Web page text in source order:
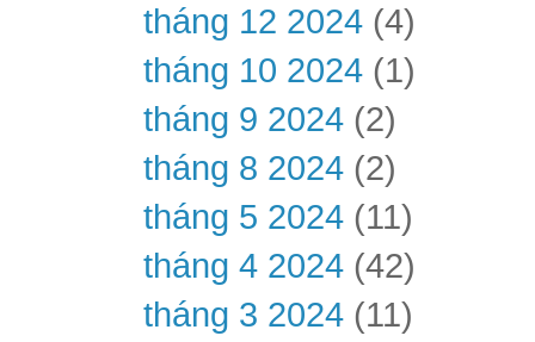
tháng 12 2024 (4)
tháng 10 2024 (1)
tháng 9 2024 (2)
tháng 8 2024 (2)
tháng 5 2024 (11)
tháng 4 2024 (42)
tháng 3 2024 (11)